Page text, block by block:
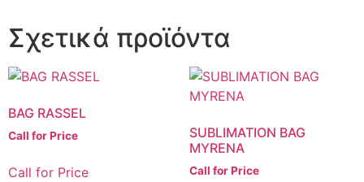
Σχετικά προϊόντα
BAG RASSEL
Call for Price
Call for Price
SUBLIMATION BAG
MYRENA
Call for Price